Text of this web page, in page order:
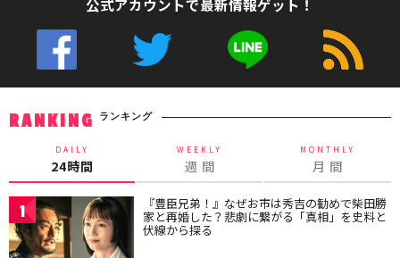
公式アカウントで最新情報ゲット！
RANKING ランキング
DAILY
24時間
WEEKLY
週 間
MONTHLY
月 間
1 『豊臣兄弟！』なぜお市は秀吉の勧めで柴田勝
家と再婚した？悲劇に繋がる「真相」を史料と
伏線から探る